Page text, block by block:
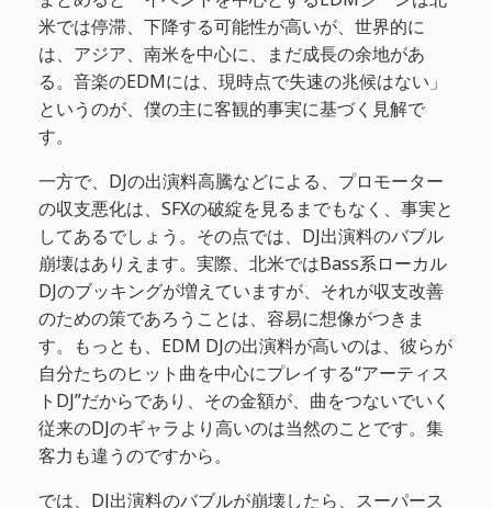
米では停滞、下降する可能性が高いが、世界的に
は、アジア、南米を中心に、まだ成長の余地があ
る。音楽のEDMには、現時点で失速の兆候はない」
というのが、僕の主に客観的事実に基づく見解で
す。
一方で、DJの出演料高騰などによる、プロモーター
の収支悪化は、SFXの破綻を見るまでもなく、事実と
してあるでしょう。その点では、DJ出演料のバブル
崩壊はありえます。実際、北米ではBass系ローカル
DJのブッキングが増えていますが、それが収支改善
のための策であろうことは、容易に想像がつきま
す。もっとも、EDM DJの出演料が高いのは、彼らが
自分たちのヒット曲を中心にプレイする“アーティス
トDJ”だからであり、その金額が、曲をつないでいく
従来のDJのギャラより高いのは当然のことです。集
客力も違うのですから。
では、DJ出演料のバブルが崩壊したら、スーパース